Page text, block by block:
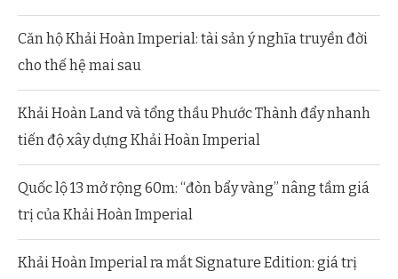
Căn hộ Khải Hoàn Imperial: tài sản ý nghĩa truyền đời
cho thế hệ mai sau
Khải Hoàn Land và tổng thầu Phước Thành đẩy nhanh
tiến độ xây dựng Khải Hoàn Imperial
Quốc lộ 13 mở rộng 60m: “đòn bẩy vàng” nâng tầm giá
trị của Khải Hoàn Imperial
Khải Hoàn Imperial ra mắt Signature Edition: giá trị